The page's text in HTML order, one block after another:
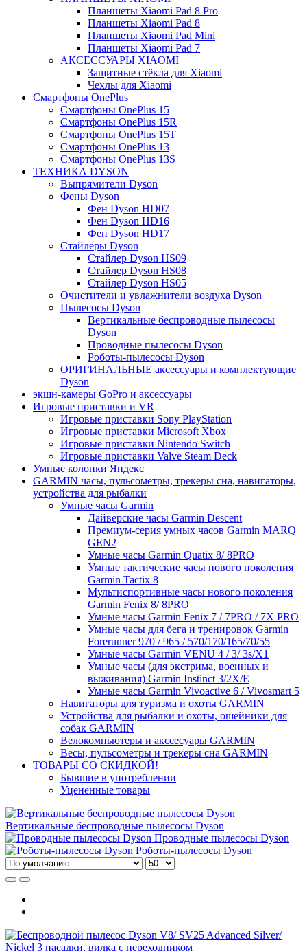
Планшеты Xiaomi Pad 8 Pro
Планшеты Xiaomi Pad 8
Планшеты Xiaomi Pad Mini
Планшеты Xiaomi Pad 7
АКСЕССУАРЫ XIAOMI
Защитные стёкла для Xiaomi
Чехлы для Xiaomi
Смартфоны OnePlus
Смартфоны OnePlus 15
Смартфоны OnePlus 15R
Смартфоны OnePlus 15T
Смартфоны OnePlus 13
Смартфоны OnePlus 13S
ТЕХНИКА DYSON
Выпрямители Dyson
Фены Dyson
Фен Dyson HD07
Фен Dyson HD16
Фен Dyson HD17
Стайлеры Dyson
Стайлер Dyson HS09
Стайлер Dyson HS08
Стайлер Dyson HS05
Очистители и увлажнители воздуха Dyson
Пылесосы Dyson
Вертикальные беспроводные пылесосы
Dyson
Проводные пылесосы Dyson
Роботы-пылесосы Dyson
ОРИГИНАЛЬНЫЕ аксессуары и комплектующие
Dyson
экшн-камеры GoPro и аксессуары
Игровые приставки и VR
Игровые приставки Sony PlayStation
Игровые приставки Microsoft Xbox
Игровые приставки Nintendo Switch
Игровые приставки Valve Steam Deck
Умные колонки Яндекс
GARMIN часы, пульсометры, трекеры сна, навигаторы,
устройства для рыбалки
Умные часы Garmin
Дайверские часы Garmin Descent
Премиум-серия умных часов Garmin MARQ
GEN2
Умные часы Garmin Quatix 8/ 8PRO
Умные тактические часы нового поколения
Garmin Tactix 8
Мультиспортивные часы нового поколения
Garmin Fenix 8/ 8PRO
Умные часы Garmin Fenix 7 / 7PRO / 7X PRO
Умные часы для бега и тренировок Garmin
Forerunner 970 / 965 / 570/170/165/70/55
Умные часы Garmin VENU 4 / 3/ 3s/X1
Умные часы (для экстрима, военных и
выживания) Garmin Instinct 3/2X/E
Умные часы Garmin Vivoactive 6 / Vivosmart 5
Навигаторы для туризма и охоты GARMIN
Устройства для рыбалки и охоты, ошейники для
собак GARMIN
Велокомпьютеры и акссесуары GARMIN
Весы, пульсометры и трекеры сна GARMIN
ТОВАРЫ СО СКИДКОЙ!
Бывшие в употреблении
Уцененные товары
Вертикальные беспроводные пылесосы Dyson
Проводные пылесосы Dyson
Роботы-пылесосы Dyson